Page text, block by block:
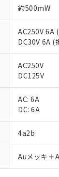
約500mW
AC250V 6A
DC30V 6A (
AC250V
DC125V
AC: 6A
DC: 6A
4a2b
Auメッキ＋
指令（10物質）
令（10物質）